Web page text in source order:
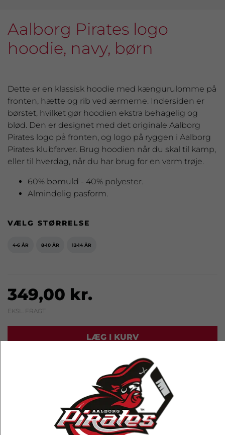
Aalborg Pirates logo
hoodie, navy, børn
Dette er en klassisk hoodie med kængurulomme på
fronten, hætte og rib ved ærmerne. Indersiden er
børstet, hvilket gør hoodien ekstra behagelig og
blød. Den er designet med det originale Aalborg
Pirates logo på fronten, og logo på ryggen i Aalborg
Pirates klubfarver. Brug hoodien når du skal til kamp,
eller til hverdag, når du har brug for en varm trøje.
60% bomuld - 40% polyester.
Almindelig pasform.
VÆLG STØRRELSE
4-6 ÅR 8-10 ÅR 12-14 ÅR
349,00 kr.
EKSL. FRAGT
LÆG I KURV
RELATEREDE PRODUKTER